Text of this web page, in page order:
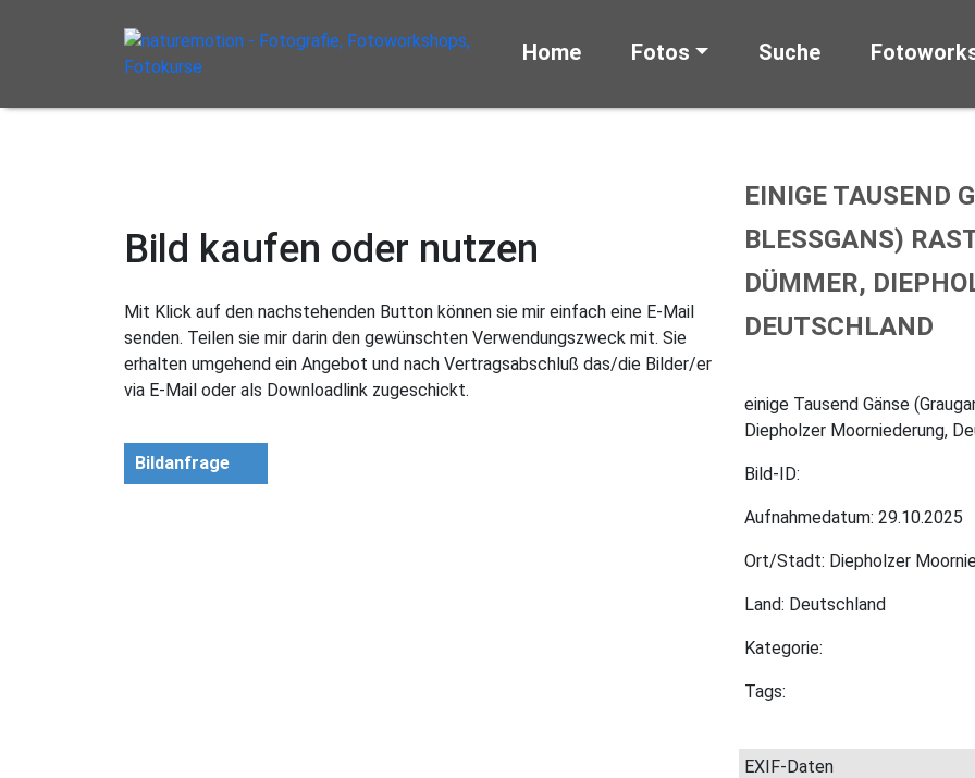
Home Fotos Suche
Bild kaufen oder nutzen
Mit Klick auf den nachstehenden Button können sie mir einfach eine E-Mail
senden. Teilen sie mir darin den gewünschten Verwendungszweck mit. Sie
erhalten umgehend ein Angebot und nach Vertragsabschluß das/die Bilder/er
via E-Mail oder als Downloadlink zugeschickt.
Bildanfrage
EINIGE TAUSEND
BLESSGANS)
DÜMMER,
DEUTSCHLAND
einige Tausend Gänse
Diepholzer Moorniederung,
Bild-ID:
Aufnahmedatum: 29.10.2025
Ort/Stadt: Diepholzer
Land: Deutschland
Kategorie:
Tags:
EXIF-Daten